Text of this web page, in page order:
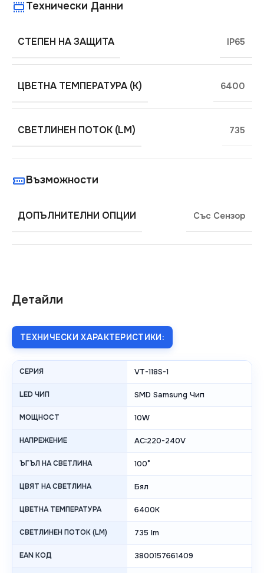
Детайли
ТЕХНИЧЕСКИ ХАРАКТЕРИСТИКИ:
СЕРИЯ VT-118S-1
LED ЧИП SMD Samsung Чип
МОЩНОСТ 10W
НАПРЕЖЕНИЕ AC:220-240V
ЪГЪЛ НА СВЕТЛИНА 100°
ЦВЯТ НА СВЕТЛИНА Бял
ЦВЕТНА ТЕМПЕРАТУРА 6400K
СВЕТЛИНЕН ПОТОК (LM) 735 lm
EAN КОД 3800157661409
Технически Данни
СТЕПЕН НА ЗАЩИТА IP65
ЦВЕТНА ТЕМПЕРАТУРА (K) 6400
СВЕТЛИНЕН ПОТОК (LM) 735
Възможности
ДОПЪЛНИТЕЛНИ ОПЦИИ Със Сензор